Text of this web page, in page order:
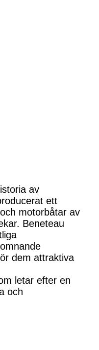
av
ett
motorbåtar av
Beneteau
dem attraktiva
letar efter en
och